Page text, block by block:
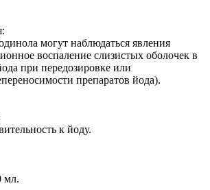
могут наблюдаться явления
воспаление слизистых оболочек в
при передозировке или
препаратов йода).
к йоду.
мл.